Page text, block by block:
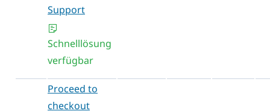
Support
Schnelllösung
verfügbar
Proceed to
checkout